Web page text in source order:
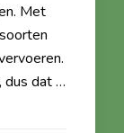
Met
dus dat …